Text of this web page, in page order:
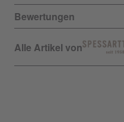
Bewertungen
Alle Artikel von